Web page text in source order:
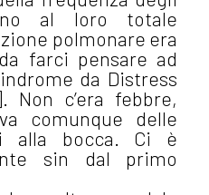
al loro totale
polmonare era
farci pensare ad
da Distress
Non c’era febbre,
comunque delle
alla bocca. Ci è
sin dal primo